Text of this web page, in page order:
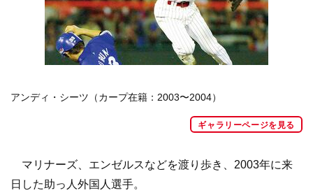
アンディ・シーツ（カープ在籍：2003〜2004）
ギャラリーページを見る
マリナーズ、エンゼルスなどを渡り歩き、2003年に来
日した助っ人外国人選手。